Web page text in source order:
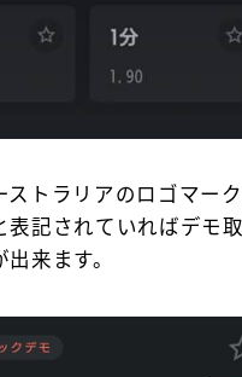
ストラリアのロゴマー
表記されていればデモ
来ます。